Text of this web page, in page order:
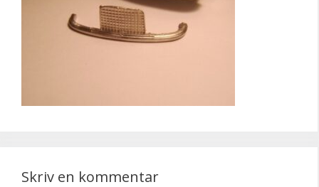
Skriv en kommentar